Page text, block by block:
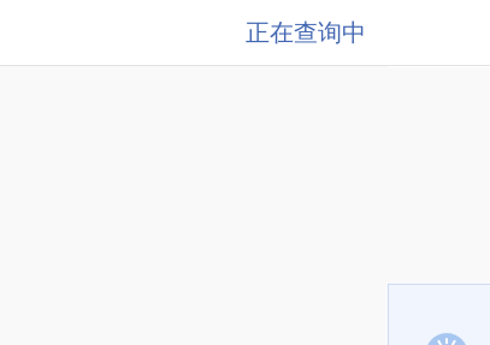
正在查询中